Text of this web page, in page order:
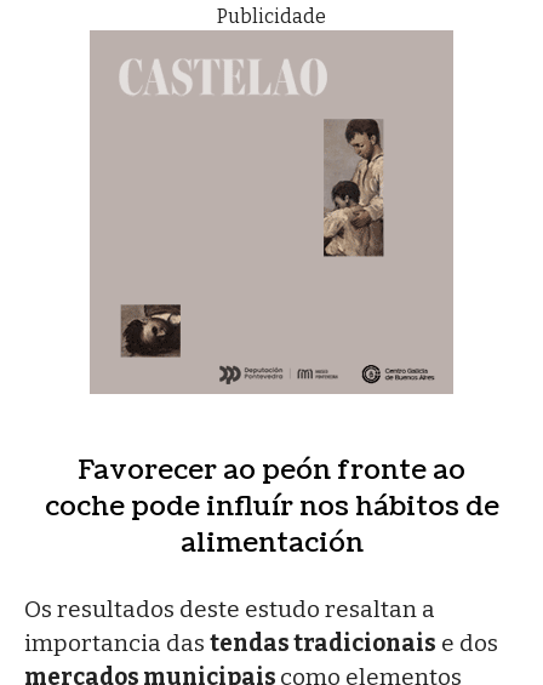
Publicidade
Favorecer ao peón fronte ao
coche pode influír nos hábitos de
alimentación
Os resultados deste estudo resaltan a
importancia das tendas tradicionais e dos
mercados municipais como elementos